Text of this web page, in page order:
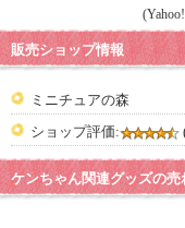
販売ショップ情報
ミニチュアの森
ショップ評価:
ケンちゃん関連グッズの売